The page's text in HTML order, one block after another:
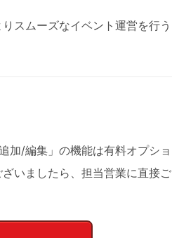
スムーズなイベント運営を行う
加/編集 」の機能は有料オプショ
いましたら、担当営業に直接ご